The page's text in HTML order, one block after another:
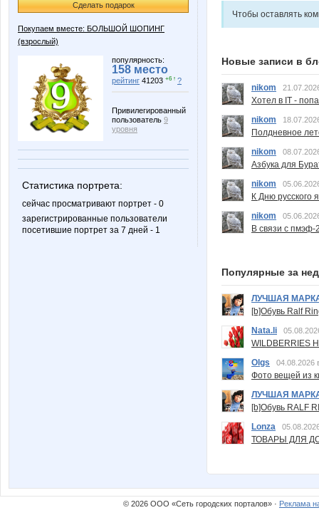
Сделать подарок
Покупаем вместе: БОЛЬШОЙ ШОПИНГ
(взрослый)
популярность:
158 место
рейтинг 41203 +6 ↑ ?
Привилегированный
пользователь 9
уровня
Статистика портрета:
сейчас просматривают портрет - 0
зарегистрированные пользователи
посетившие портрет за 7 дней - 1
Чтобы оставлять
Новые записи в
nikom
Хотел в IT -
nikom
Полдневное
nikom
Азбука для
nikom
К Дню русского
nikom
В связи с пмэф-
Популярные за
ЛУЧШАЯ
[b]Обувь Ralf
Nata.li
Olgs
04.08.2026
Фото вещей из
ЛУЧШАЯ
[b]Обувь RALF
Lonza
ТОВАРЫ ДЛЯ
© 2026 ООО «Сеть городских порталов» · Реклама